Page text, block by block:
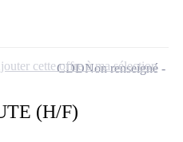
(H/F)
CDDNon renseigné
cette offre à ma sélection